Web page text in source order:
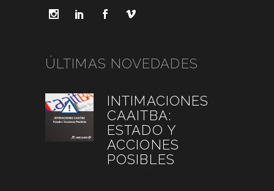
ÚLTIMAS NOVEDADES
INTIMACIONES
CAAITBA:
ESTADO Y
ACCIONES
POSIBLES